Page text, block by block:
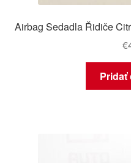
Airbag Sedadla Řidiče
€
Pridať